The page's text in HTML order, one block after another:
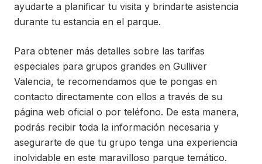
ayudarte a planificar tu visita y brindarte asistencia
durante tu estancia en el parque.
Para obtener más detalles sobre las tarifas
especiales para grupos grandes en Gulliver
Valencia, te recomendamos que te pongas en
contacto directamente con ellos a través de su
página web oficial o por teléfono. De esta manera,
podrás recibir toda la información necesaria y
asegurarte de que tu grupo tenga una experiencia
inolvidable en este maravilloso parque temático.